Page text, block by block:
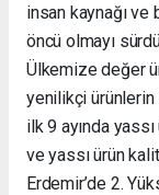
insan kaynağı
öncü olmayı
Ülkemize değer
yenilikçi ürünlerin
ilk 9 ayında
ve yassı ürün
Erdemir’de 2.